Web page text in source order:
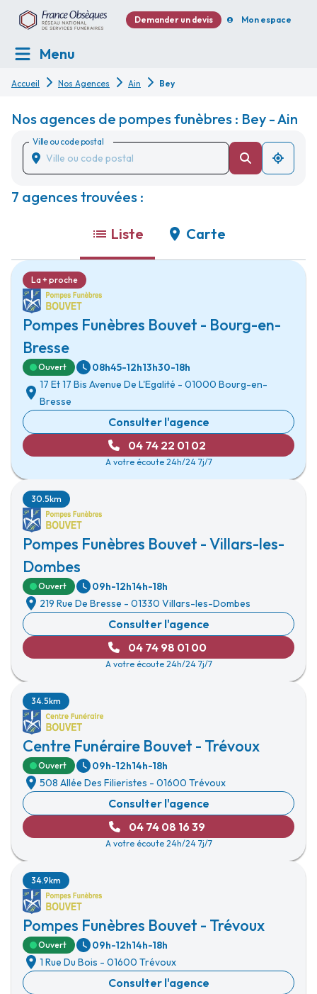
Demander un devis Mon espace
Menu
Accueil Nos Agences Ain Bey
Nos agences de pompes funèbres : Bey - Ain
Ville ou code postal
7 agences trouvées :
Liste Carte
Pompes Funèbres Bouvet - Bourg-en-
Bresse
La + proche
Ouvert 08h45-12h13h30-18h
17 Et 17 Bis Avenue De L'Egalité - 01000 Bourg-en-
Bresse
Consulter l'agence
04 74 22 01 02
A votre écoute 24h/24 7j/7
Pompes Funèbres Bouvet - Villars-les-
Dombes
30.5km
Ouvert 09h-12h14h-18h
219 Rue De Bresse - 01330 Villars-les-Dombes
Consulter l'agence
04 74 98 01 00
A votre écoute 24h/24 7j/7
Centre Funéraire Bouvet - Trévoux
34.5km
Ouvert 09h-12h14h-18h
508 Allée Des Filieristes - 01600 Trévoux
Consulter l'agence
04 74 08 16 39
A votre écoute 24h/24 7j/7
Pompes Funèbres Bouvet - Trévoux
34.9km
Ouvert 09h-12h14h-18h
1 Rue Du Bois - 01600 Trévoux
Consulter l'agence